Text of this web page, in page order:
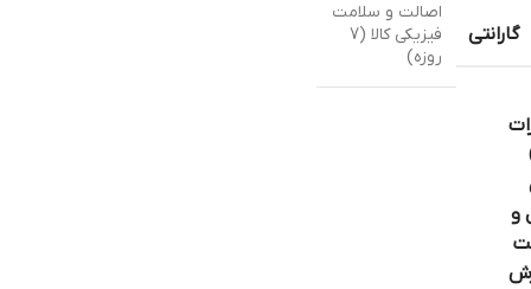
گارانتی
اصالت و سلامت
فیزیکی کالا (7
روزه)
و